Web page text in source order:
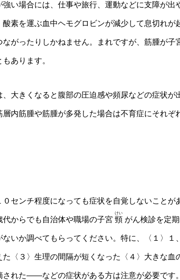
い場合には、仕事や旅行、運動などに支障が出
素を運ぶ血中ヘモグロビンが減少して息切れが
がったりしかねません。まれですが、筋腫が子
あります。
大きくなると腹部の圧迫感や頻尿などの症状が
内筋腫や筋腫が多発した場合は不育症にそれぞ
センチ程度になっても症状を自覚しないことが
からでも自治体や職場の子宮 頸
けい
がん検診を定
いか調べてもらってください。特に、〈１〉１
〈３〉生理の間隔が短くなった〈４〉大きな血
された――などの症状がある方は注意が必要です。